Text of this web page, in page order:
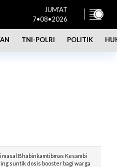
JUM'AT
7•08•2026
TNI-POLRI POLITIK
masal Bhabinkamtibmas Kesambi
suntik dosis booster bagi warga